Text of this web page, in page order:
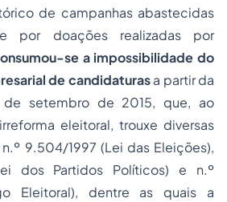
de campanhas abastecidas
por doações realizadas por
se a impossibilidade do
decandidaturasa partir da
de setembro de 2015, que, ao
eleitoral, trouxe diversas
9.504/1997 (Lei das Eleições),
dos Partidos Políticos) e n.º
Eleitoral), dentre as quais a